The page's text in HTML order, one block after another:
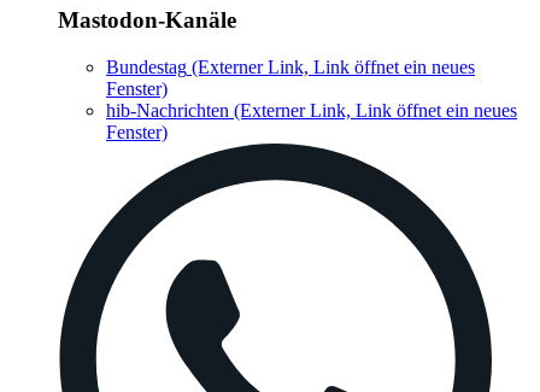
Mastodon-Kanäle
Bundestag (Externer Link, Link öffnet ein neues
Fenster)
hib-Nachrichten (Externer Link, Link öffnet ein neues
Fenster)